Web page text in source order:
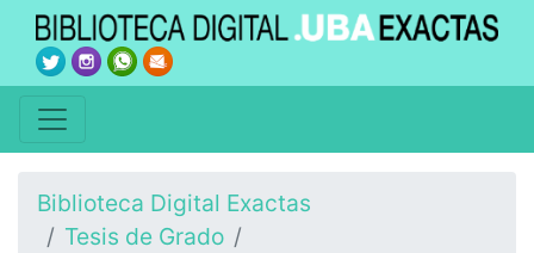
Biblioteca Digital Exactas
Tesis de Grado